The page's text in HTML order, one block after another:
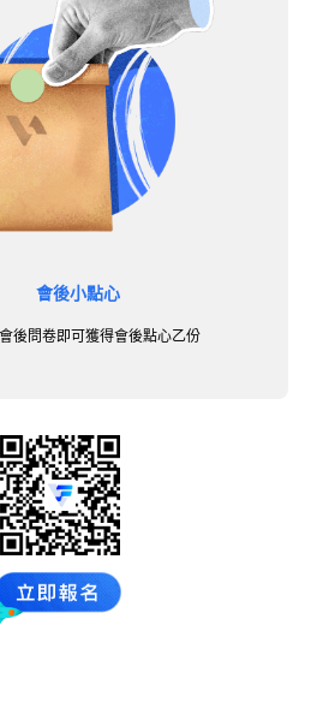
會後小點心
後問卷即可獲得會後點心乙份